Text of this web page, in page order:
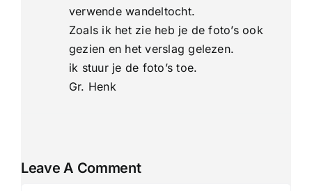
verwende wandeltocht.
Zoals ik het zie heb je de foto’s ook
gezien en het verslag gelezen.
ik stuur je de foto’s toe.
Gr. Henk
Leave A Comment